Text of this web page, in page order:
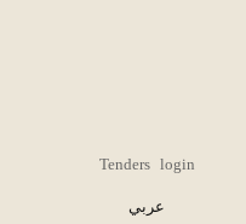
Top
Tenders login
عربي